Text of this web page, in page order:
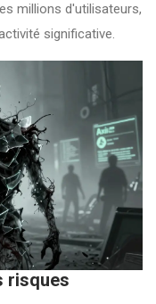
millions d'utilisateurs,
significative.
risques